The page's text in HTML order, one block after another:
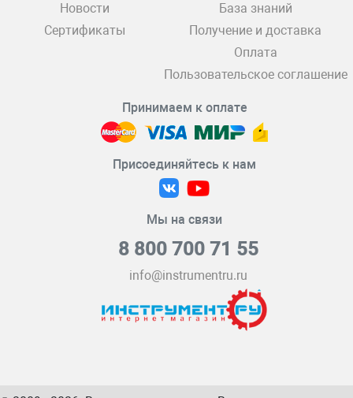
Новости
Сертификаты
База знаний
Получение и доставка
Оплата
Пользовательское соглашение
Принимаем к оплате
Присоединяйтесь к нам
Мы на связи
8 800 700 71 55
info@instrumentru.ru